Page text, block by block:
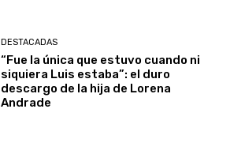
DESTACADAS
“Fue la única que estuvo cuando ni
siquiera Luis estaba”: el duro
descargo de la hija de Lorena
Andrade